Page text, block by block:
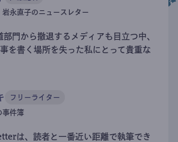
岩永直子のニュースレター
門から撤退するメディアも目立つ中、
を書く場所を失った私にとって貴重な
フリーライター
事件簿
は、読者と一番近い距離で執筆でき